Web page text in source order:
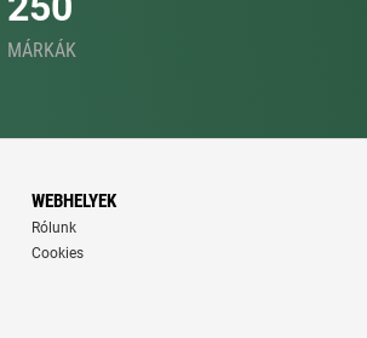
MÁRKÁK
WEBHELYEK
Rólunk
Cookies